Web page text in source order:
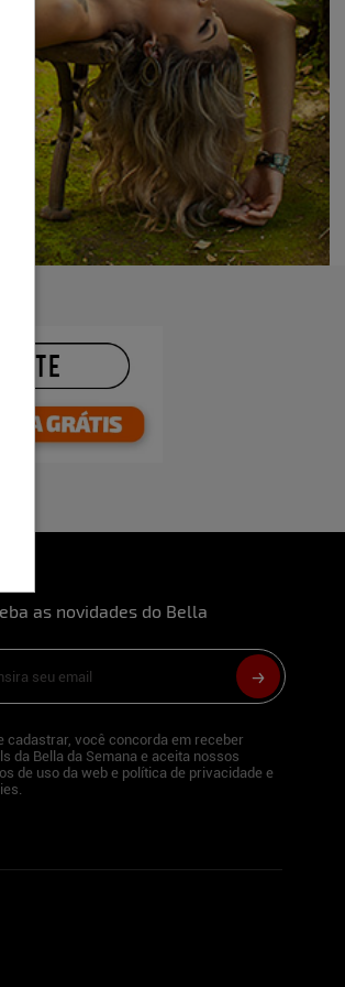
as novidades do Bella
cadastrar, você concorda em receber
da Bella da Semana e aceita nossos
de uso da web e política de privacidade e